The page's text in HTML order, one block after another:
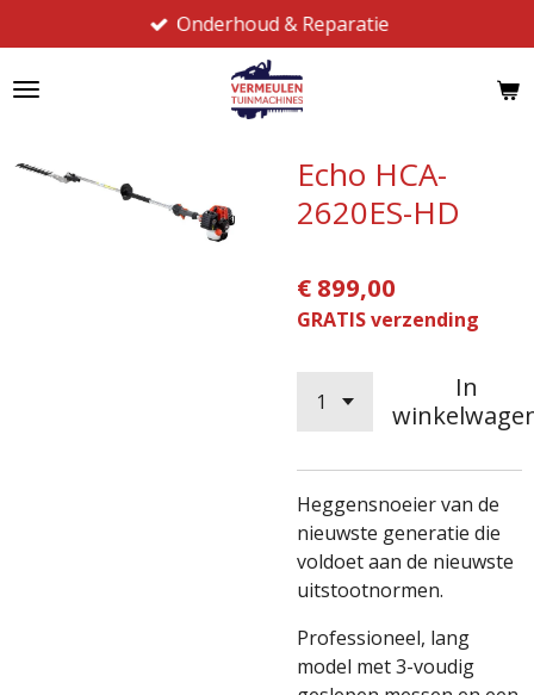
direct
naar
Onderhoud & Reparatie
Echo HCA-
2620ES-HD
€ 899,00
GRATIS verzending
In
Heggensnoeier van de
nieuwste generatie die
voldoet aan de nieuwste
uitstootnormen.
Professioneel, lang
model met 3-voudig